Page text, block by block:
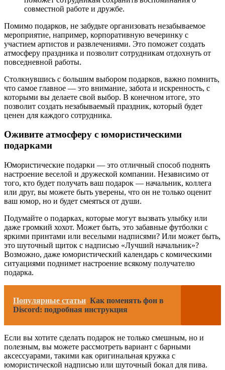
совместной работе и дружбе.
Помимо подарков, не забудьте организовать незабываемое
мероприятие, например, корпоративную вечеринку с
участием артистов и развлечениями. Это поможет создать
атмосферу праздника и позволит сотрудникам отдохнуть от
повседневной работы.
Столкнувшись с большим выбором подарков, важно помнить,
что самое главное — это внимание, забота и искренность, с
которыми вы делаете свой выбор. В конечном итоге, это
позволит создать незабываемый праздник, который будет
ценен для каждого сотрудника.
Оживите атмосферу с юмористическими
подарками
Юмористические подарки — это отличный способ поднять
настроение веселой и дружеской компании. Независимо от
того, кто будет получать ваш подарок — начальник, коллега
или друг, вы можете быть уверены, что он не только оценит
ваш юмор, но и будет смеяться от души.
Подумайте о подарках, которые могут вызвать улыбку или
даже громкий хохот. Может быть, это забавные футболки с
яркими принтами или веселыми надписями? Или может быть,
это шуточный щиток с надписью «Лучший начальник»?
Возможно, даже юмористический календарь с комическими
ситуациями поднимет настроение всякому получателю
подарка.
Популярные статьи Как поменять фон в
Discord: подробная инструкция
Если вы хотите сделать подарок не только смешным, но и
полезным, вы можете рассмотреть вариант с барными
аксессуарами, такими как оригинальная кружка с
юмористической надписью или шуточный бокал для пива.